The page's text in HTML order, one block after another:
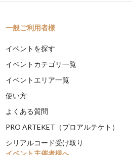
一般ご利用者様
イベントを探す
イベントカテゴリ一覧
イベントエリア一覧
使い方
よくある質問
PRO ARTEKET（プロアルテケト）
シリアルコード受け取り
イベント主催者様へ